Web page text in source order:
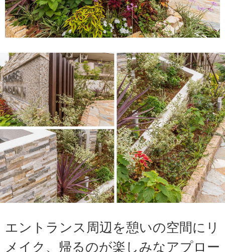
エントランス周辺を憩いの空間にリ
メイク、帰るのが楽しみなアプロー